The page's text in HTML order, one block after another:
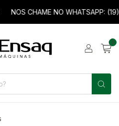
NOS CHAME NO WHATSAPP: (19)
0